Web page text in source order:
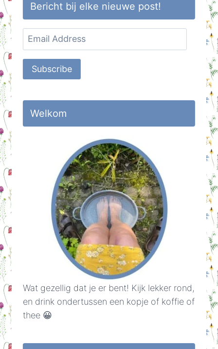
Bericht bij elke nieuwe post!
Email
Address
Subscribe
Welkom
Wat gezellig dat je er bent! Kijk lekker rond,
en drink ondertussen een kopje of koffie of
thee 😀